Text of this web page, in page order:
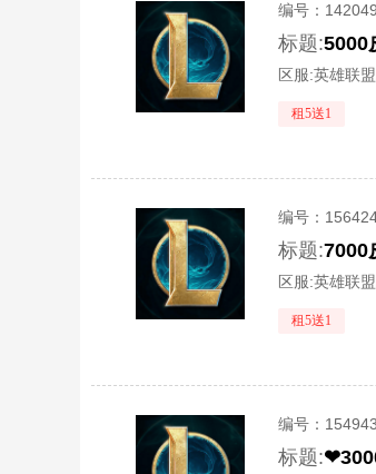
编号：
标题:5000
区服:英雄联
租5送1
编号：
标题:
区服:英雄联
租5送1
编号：
标题: